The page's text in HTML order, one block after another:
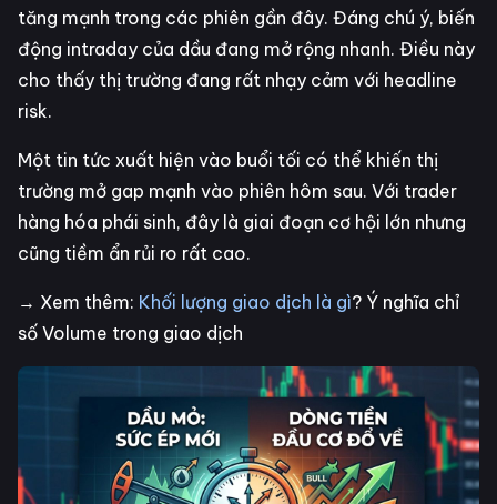
tăng mạnh trong các phiên gần đây. Đáng chú ý, biến
động intraday của dầu đang mở rộng nhanh. Điều này
cho thấy thị trường đang rất nhạy cảm với headline
risk.
Một tin tức xuất hiện vào buổi tối có thể khiến thị
trường mở gap mạnh vào phiên hôm sau. Với trader
hàng hóa phái sinh, đây là giai đoạn cơ hội lớn nhưng
cũng tiềm ẩn rủi ro rất cao.
→ Xem thêm: Khối lượng giao dịch là gì? Ý nghĩa chỉ
số Volume trong giao dịch